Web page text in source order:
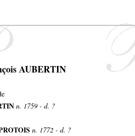
AUBERTIN
n. 1759 - d. ?
n. 1772 - d. ?